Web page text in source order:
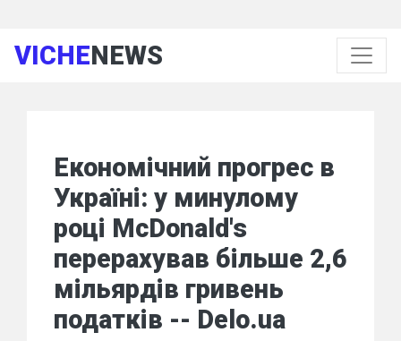
VICHENEWS
Економічний прогрес в
Україні: у минулому
році McDonald's
перерахував більше 2,6
мільярдів гривень
податків -- Delo.ua